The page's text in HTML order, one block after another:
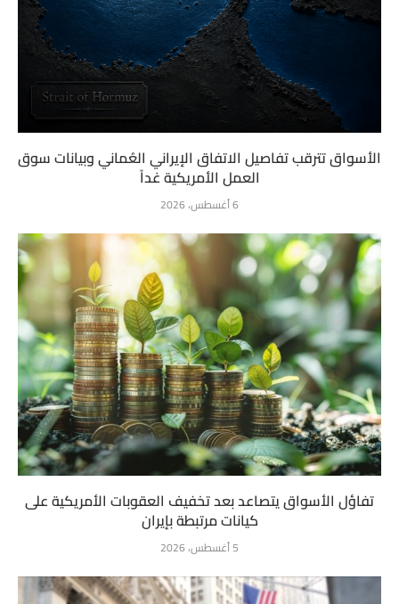
الأسواق تترقب تفاصيل الاتفاق الإيراني العُماني وبيانات سوق
العمل الأمريكية غداً
6 أغسطس، 2026
تفاؤل الأسواق يتصاعد بعد تخفيف العقوبات الأمريكية على
كيانات مرتبطة بإيران
5 أغسطس، 2026